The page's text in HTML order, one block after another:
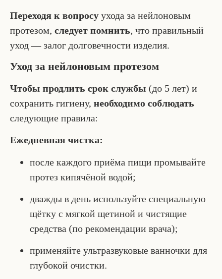
Переходя к вопросу ухода за нейлоновым
протезом, следует помнить, что правильный
уход — залог долговечности изделия.
Уход за нейлоновым протезом
Чтобы продлить срок службы (до 5 лет) и
сохранить гигиену, необходимо соблюдать
следующие правила:
Ежедневная чистка:
после каждого приёма пищи промывайте
протез кипячёной водой;
дважды в день используйте специальную
щётку с мягкой щетиной и чистящие
средства (по рекомендации врача);
применяйте ультразвуковые ванночки для
глубокой очистки.